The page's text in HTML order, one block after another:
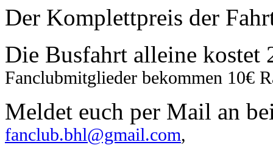
Der Komplettpreis der
Die Busfahrt alleine kostet
Fanclubmitglieder bekommen 10€
Meldet euch per Mail an
fanclub.bhl@gmail.com,